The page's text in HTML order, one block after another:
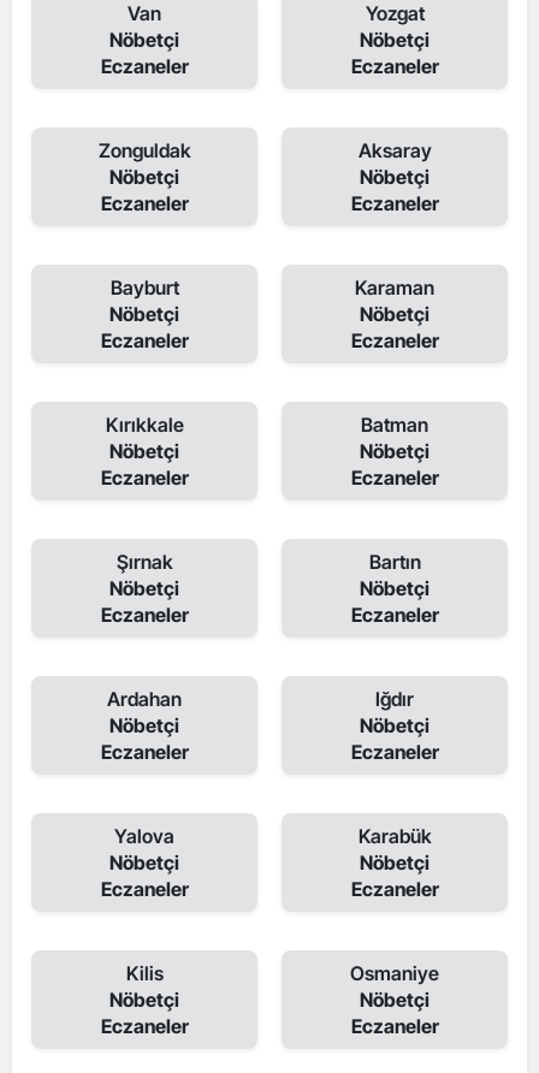
Van
Nöbetçi
Eczaneler
Yozgat
Nöbetçi
Eczaneler
Zonguldak
Nöbetçi
Eczaneler
Aksaray
Nöbetçi
Eczaneler
Bayburt
Nöbetçi
Eczaneler
Karaman
Nöbetçi
Eczaneler
Kırıkkale
Nöbetçi
Eczaneler
Batman
Nöbetçi
Eczaneler
Şırnak
Nöbetçi
Eczaneler
Bartın
Nöbetçi
Eczaneler
Ardahan
Nöbetçi
Eczaneler
Iğdır
Nöbetçi
Eczaneler
Yalova
Nöbetçi
Eczaneler
Karabük
Nöbetçi
Eczaneler
Kilis
Nöbetçi
Eczaneler
Osmaniye
Nöbetçi
Eczaneler